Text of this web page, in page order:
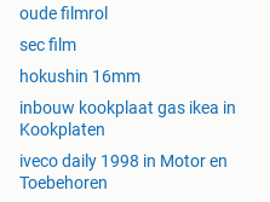
oude filmrol
sec film
hokushin 16mm
inbouw kookplaat gas ikea in
Kookplaten
iveco daily 1998 in Motor en
Toebehoren